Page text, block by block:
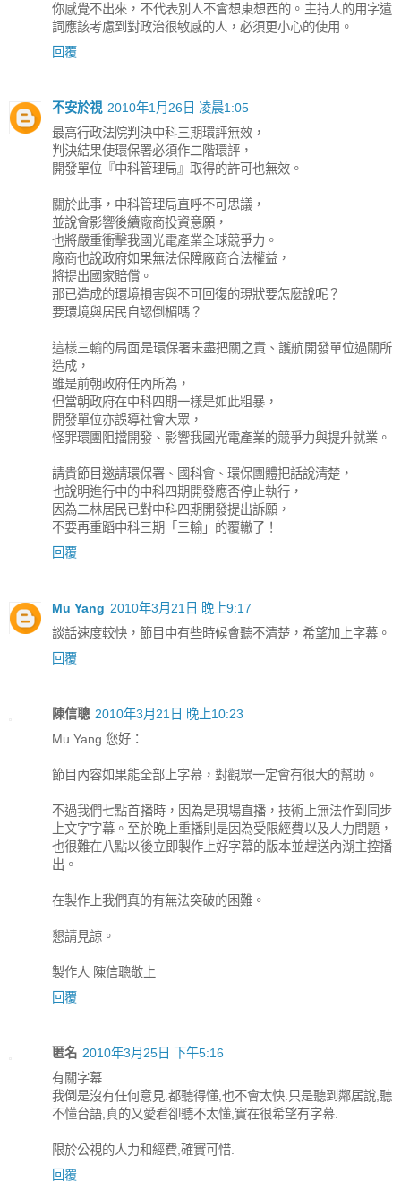
你感覺不出來，不代表別人不會想東想西的。主持人的用字遣
詞應該考慮到對政治很敏感的人，必須更小心的使用。
回覆
不安於視 2010年1月26日 凌晨1:05
最高行政法院判決中科三期環評無效，
判決結果使環保署必須作二階環評，
開發單位『中科管理局』取得的許可也無效。
關於此事，中科管理局直呼不可思議，
並說會影響後續廠商投資意願，
也將嚴重衝擊我國光電產業全球競爭力。
廠商也說政府如果無法保障廠商合法權益，
將提出國家賠償。
那已造成的環境損害與不可回復的現狀要怎麼說呢？
要環境與居民自認倒楣嗎？
這樣三輸的局面是環保署未盡把關之責、護航開發單位過關所
造成，
雖是前朝政府任內所為，
但當朝政府在中科四期一樣是如此粗暴，
開發單位亦誤導社會大眾，
怪罪環團阻擋開發、影響我國光電產業的競爭力與提升就業。
請貴節目邀請環保署、國科會、環保團體把話說清楚，
也說明進行中的中科四期開發應否停止執行，
因為二林居民已對中科四期開發提出訴願，
不要再重蹈中科三期「三輸」的覆轍了！
回覆
Mu Yang 2010年3月21日 晚上9:17
談話速度較快，節目中有些時候會聽不清楚，希望加上字幕。
回覆
陳信聰 2010年3月21日 晚上10:23
Mu Yang 您好：
節目內容如果能全部上字幕，對觀眾一定會有很大的幫助。
不過我們七點首播時，因為是現場直播，技術上無法作到同步
上文字字幕。至於晚上重播則是因為受限經費以及人力問題，
也很難在八點以後立即製作上好字幕的版本並趕送內湖主控播
出。
在製作上我們真的有無法突破的困難。
懇請見諒。
製作人 陳信聰敬上
回覆
匿名 2010年3月25日 下午5:16
有關字幕.
我倒是沒有任何意見.都聽得懂,也不會太快.只是聽到鄰居說,聽
不懂台語,真的又愛看卻聽不太懂,實在很希望有字幕.
限於公視的人力和經費,確實可惜.
回覆